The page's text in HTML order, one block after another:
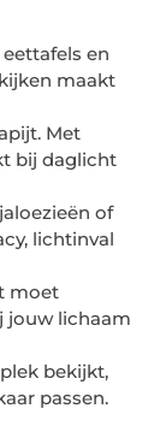
en
maakt
Met
bij daglicht
of
lichtinval
moet
jouw lichaam
bekijkt,
passen.